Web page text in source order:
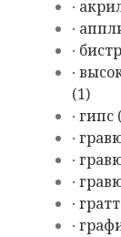
∙
∙
∙
∙
(1)
∙ гипс
∙
∙
∙
∙
∙